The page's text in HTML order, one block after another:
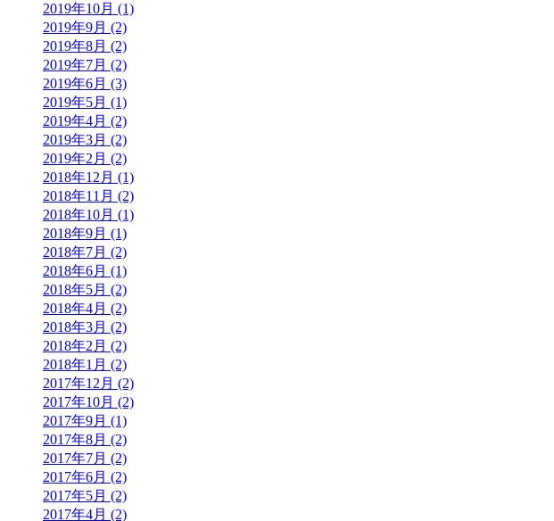
2019年10月 (1)
2019年9月 (2)
2019年8月 (2)
2019年7月 (2)
2019年6月 (3)
2019年5月 (1)
2019年4月 (2)
2019年3月 (2)
2019年2月 (2)
2018年12月 (1)
2018年11月 (2)
2018年10月 (1)
2018年9月 (1)
2018年7月 (2)
2018年6月 (1)
2018年5月 (2)
2018年4月 (2)
2018年3月 (2)
2018年2月 (2)
2018年1月 (2)
2017年12月 (2)
2017年10月 (2)
2017年9月 (1)
2017年8月 (2)
2017年7月 (2)
2017年6月 (2)
2017年5月 (2)
2017年4月 (2)